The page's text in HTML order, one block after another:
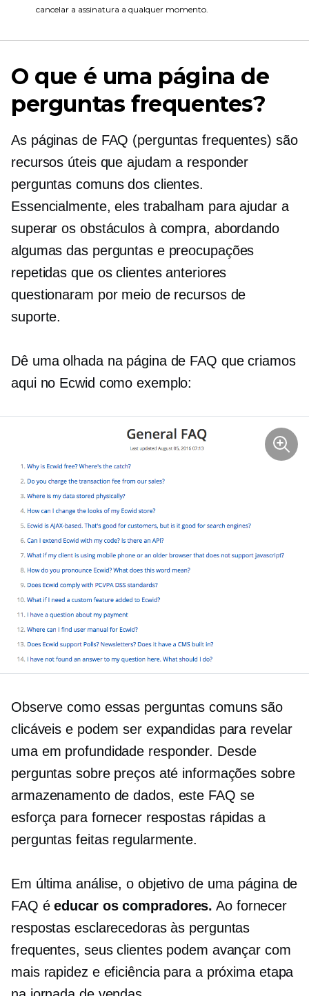
cancelar a assinatura a qualquer momento.
O que é uma página de
perguntas frequentes?
As páginas de FAQ (perguntas frequentes) são
recursos úteis que ajudam a responder
perguntas comuns dos clientes.
Essencialmente, eles trabalham para ajudar a
superar os obstáculos à compra, abordando
algumas das perguntas e preocupações
repetidas que os clientes anteriores
questionaram por meio de recursos de
suporte.
Dê uma olhada na página de FAQ que criamos
aqui no Ecwid como exemplo:
Observe como essas perguntas comuns são
clicáveis ​​e podem ser expandidas para revelar
uma em profundidade responder. Desde
perguntas sobre preços até informações sobre
armazenamento de dados, este FAQ se
esforça para fornecer respostas rápidas a
perguntas feitas regularmente.
Em última análise, o objetivo de uma página de
FAQ éeducar os compradores. Ao fornecer
respostas esclarecedoras às perguntas
frequentes, seus clientes podem avançar com
mais rapidez e eficiência para a próxima etapa